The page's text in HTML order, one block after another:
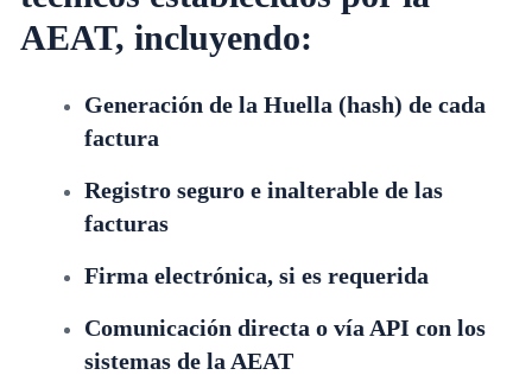
AEAT, incluyendo:
Generación de la Huella (hash) de cada
factura
Registro seguro e inalterable de las
facturas
Firma electrónica, si es requerida
Comunicación directa o vía API con los
sistemas de la AEAT